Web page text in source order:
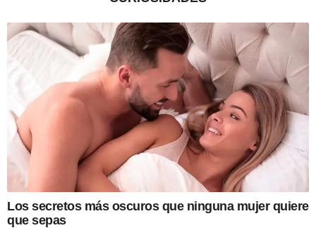
Los secretos más oscuros que ninguna mujer quiere
que sepas